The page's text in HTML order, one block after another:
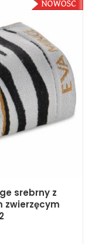
srebrny z
zwierzęcym